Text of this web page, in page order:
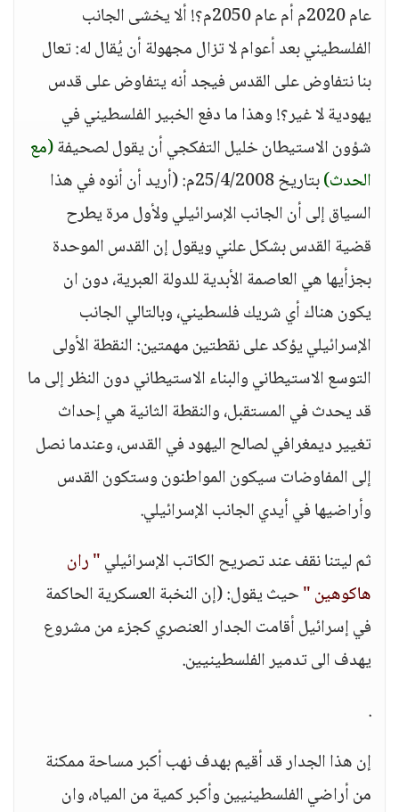
عام 2020م أم عام 2050م؟! ألا يخشى الجانب
الفلسطيني بعد أعوام لا تزال مجهولة أن يُقال له: تعال
بنا نتفاوض على القدس فيجد أنه يتفاوض على قدس
يهودية لا غير؟! وهذا ما دفع الخبير الفلسطيني في
شؤون الاستيطان خليل التفكجي أن يقول لصحيفة(مع
الحدث)
بتاريخ 25/4/2008م: (أريد أن أنوه في هذا
السياق إلى أن الجانب الإسرائيلي ولأول مرة يطرح
قضية القدس بشكل علني ويقول إن القدس الموحدة
بجزأيها هي العاصمة الأبدية للدولة العبرية، دون ان
يكون هناك أي شريك فلسطيني، وبالتالي الجانب
الإسرائيلي يؤكد على نقطتين مهمتين: النقطة الأولى
التوسع الاستيطاني والبناء الاستيطاني دون النظر إلى ما
قد يحدث في المستقبل، والنقطة الثانية هي إحداث
تغيير ديمغرافي لصالح اليهود في القدس، وعندما نصل
إلى المفاوضات سيكون المواطنون وستكون القدس
وأراضيها في أيدي الجانب الإسرائيلي.
ثم ليتنا نقف عند تصريح الكاتب الإسرائيلي" ران
هاكوهين "حيث يقول: (إن النخبة العسكرية الحاكمة
في إسرائيل أقامت الجدار العنصري كجزء من مشروع
يهدف الى تدمير الفلسطينيين.
.
إن هذا الجدار قد أقيم بهدف نهب أكبر مساحة ممكنة
من أراضي الفلسطينيين وأكبر كمية من المياه، وان